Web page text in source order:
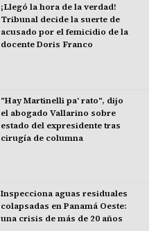
¡Llegó la hora de la verdad!
Tribunal decide la suerte de
acusado por el femicidio de la
docente Doris Franco
"Hay Martinelli pa' rato", dijo
el abogado Vallarino sobre
estado del expresidente tras
cirugía de columna
Inspecciona aguas residuales
colapsadas en Panamá Oeste:
una crisis de más de 20 años